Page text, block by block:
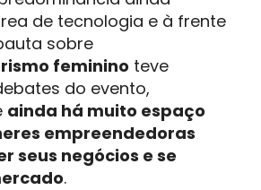
de tecnologia e à frente
sobre
feminino teve
do evento,
ainda há muito espaço
empreendedoras
seus negócios e se
.